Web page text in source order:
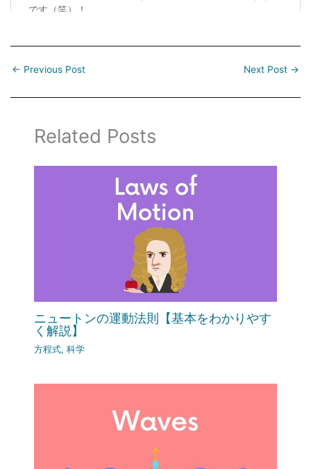
← Previous Post Next Post →
Related Posts
ニュートンの運動法則【基本をわかりやす
く解説】
方程式,科学